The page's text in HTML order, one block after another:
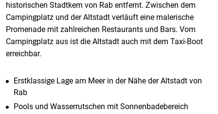
historischen Stadtkern von Rab entfernt. Zwischen dem
Campingplatz und der Altstadt verläuft eine malerische
Promenade mit zahlreichen Restaurants und Bars. Vom
Campingplatz aus ist die Altstadt auch mit dem Taxi-Boot
erreichbar.
Erstklassige Lage am Meer in der Nähe der Altstadt von
Rab
Pools und Wasserrutschen mit Sonnenbadebereich